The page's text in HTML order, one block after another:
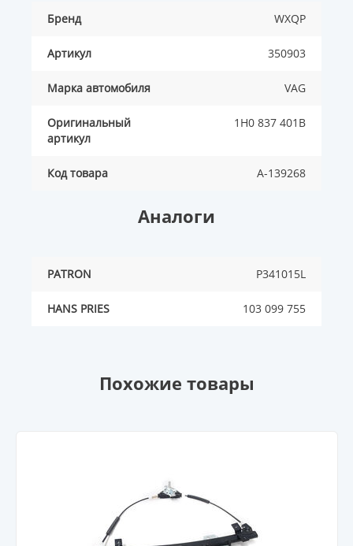
Бренд WXQP
Артикул 350903
Марка автомобиля VAG
Оригинальный
артикул
1H0 837 401B
Код товара A-139268
Аналоги
PATRON P341015L
HANS PRIES 103 099 755
Похожие товары